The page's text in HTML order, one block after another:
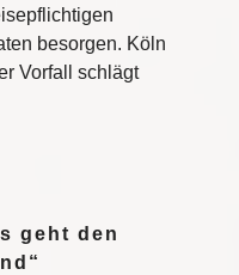
besorgen. Köln
Vorfall schlägt
geht den